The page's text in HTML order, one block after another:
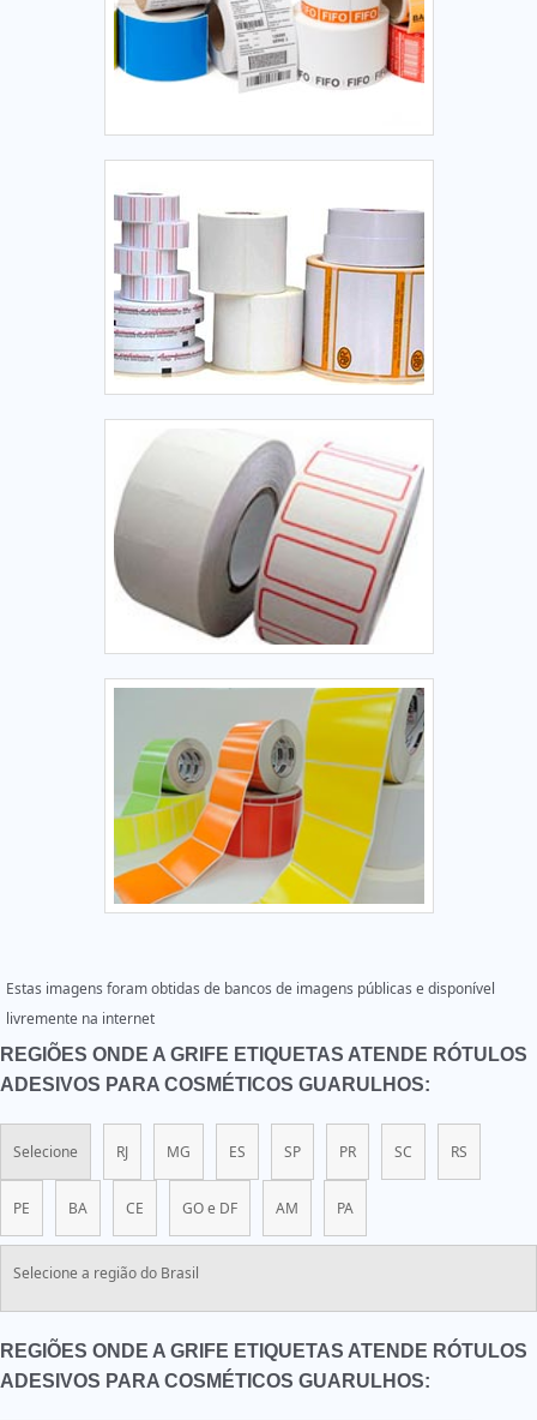
Estas imagens foram obtidas de bancos de imagens públicas e disponível
livremente na internet
REGIÕES ONDE A GRIFE ETIQUETAS ATENDE RÓTULOS
ADESIVOS PARA COSMÉTICOS GUARULHOS:
Selecione RJ MG ES SP PR SC RS
PE BA CE GO e DF AM PA
Selecione a região do Brasil
REGIÕES ONDE A GRIFE ETIQUETAS ATENDE RÓTULOS
ADESIVOS PARA COSMÉTICOS GUARULHOS: